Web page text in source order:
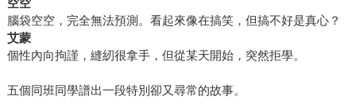
空空
腦袋空空，完全無法預測。看起來像在搞笑，但搞不好是真心？
艾蒙
個性內向拘謹，縫紉很拿手，但從某天開始，突然拒學。
五個同班同學譜出一段特別卻又尋常的故事。